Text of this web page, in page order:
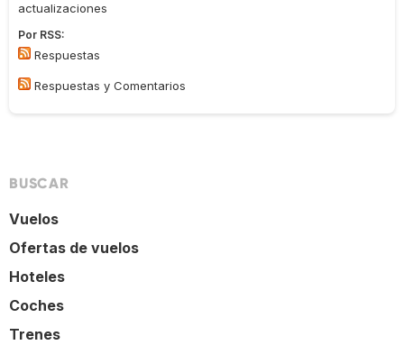
actualizaciones
Por RSS:
Respuestas
Respuestas y Comentarios
BUSCAR
Vuelos
Ofertas de vuelos
Hoteles
Coches
Trenes